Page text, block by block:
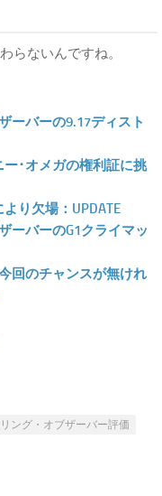
らないんですね。
ーバーの9.17ディスト
･オメガの権利証に挑
り欠場：UPDATE
ーバーのG1クライマッ
回のチャンスが無けれ
ング・オブザーバー評価